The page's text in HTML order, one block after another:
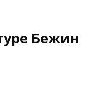
Бежин